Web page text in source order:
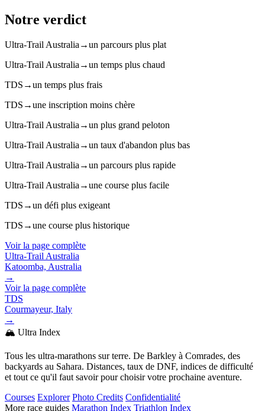
Notre verdict
Ultra-Trail Australia →un parcours plus plat
Ultra-Trail Australia →un temps plus chaud
TDS →un temps plus frais
TDS →une inscription moins chère
Ultra-Trail Australia →un plus grand peloton
Ultra-Trail Australia →un taux d'abandon plus bas
Ultra-Trail Australia →un parcours plus rapide
Ultra-Trail Australia →une course plus facile
TDS →un défi plus exigeant
TDS →une course plus historique
Voir la page complète
Ultra-Trail Australia
Katoomba, Australia
→
Voir la page complète
TDS
Courmayeur, Italy
→
🏔️ Ultra Index
Tous les ultra-marathons sur terre. De Barkley à Comrades, des
backyards au Sahara. Distances, taux de DNF, indices de difficulté
et tout ce qu'il faut savoir pour choisir votre prochaine aventure.
Courses Explorer Photo Credits Confidentialité
More race guides Marathon Index Triathlon Index